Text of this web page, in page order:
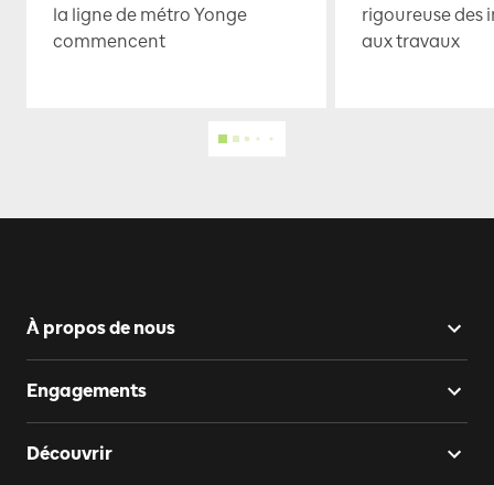
la ligne de métro Yonge
commencent
rigoureuse des
aux travaux
À propos de nous
Engagements
Découvrir